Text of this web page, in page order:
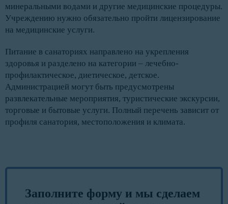
минеральными водами и другие медицинские процедуры.
Учреждению нужно обязательно пройти лицензирование
на медицинские услуги.
Питание в санаториях направлено на укрепления
здоровья и разделено на категории – лечебно-
профилактическое, диетическое, детское.
Администрацией могут быть предусмотрены
развлекательные мероприятия, туристические экскурсии,
торговые и бытовые услуги. Полный перечень зависит от
профиля санатория, местоположения и климата.
Заполните форму и мы сделаем